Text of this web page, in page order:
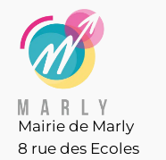
Mairie de Marly
8 rue des Ecoles